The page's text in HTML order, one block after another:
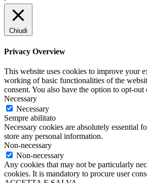
Chiudi
Privacy Overview
This website uses cookies to improve your
working of basic functionalities of the
consent. You also have the option to opt-
Necessary
Necessary
Sempre abilitato
Necessary cookies are absolutely essential
store any personal information.
Non-necessary
Non-necessary
Any cookies that may not be particularly
cookies. It is mandatory to procure user